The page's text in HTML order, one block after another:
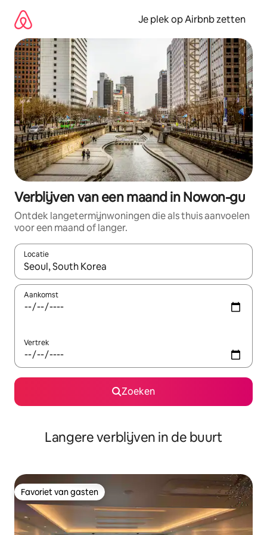
direct
naar
inhoud
Je plek op Airbnb zetten
Verblijven van een maand in Nowon-gu
Ontdek langetermijnwoningen die als thuis aanvoelen
voor een maand of langer.
Locatie
Wanneer er resultaten beschikbaar zijn, maak je een keuze
Aankomst
Vertrek
Zoeken
Langere verblijven in de buurt
Favoriet van gasten
Favoriet van gasten